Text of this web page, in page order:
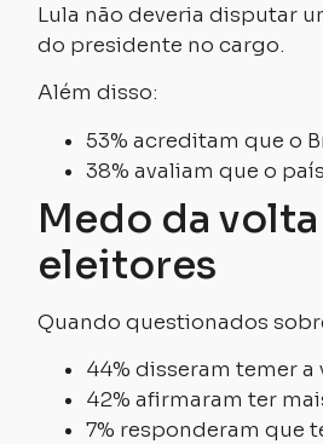
Lula não deveria disputar
do presidente no cargo.
Além disso:
53% acreditam que o
38% avaliam que o
Medo da
eleitores
Quando questionados
44% disseram temer
42% afirmaram ter
7% responderam que